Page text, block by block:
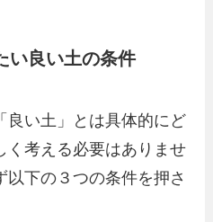
い良い土の条件
良い土」とは具体的にど
く考える必要はありませ
以下の３つの条件を押さ